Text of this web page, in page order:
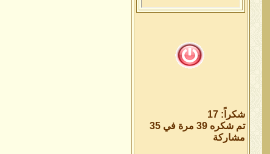
شكراً: 17
تم شكره 39 مرة في 35
مشاركة